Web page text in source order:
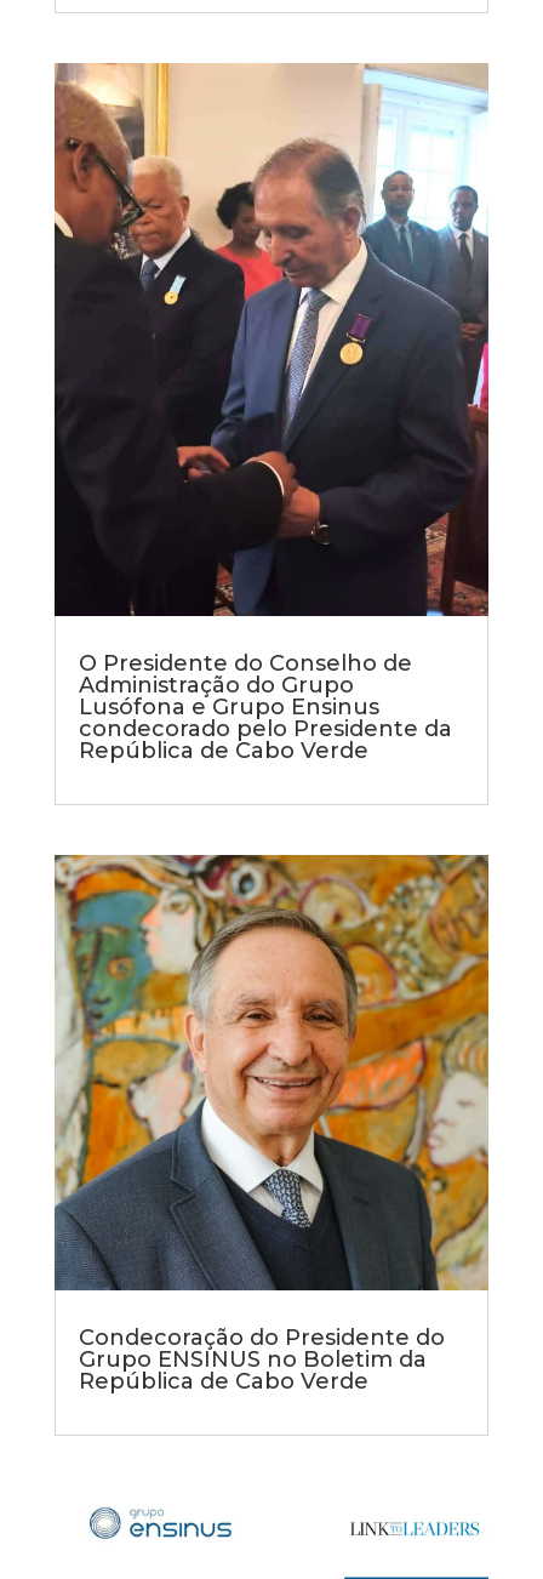
O Presidente do Conselho de
Administração do Grupo
Lusófona e Grupo Ensinus
condecorado pelo Presidente da
República de Cabo Verde
Condecoração do Presidente do
Grupo ENSINUS no Boletim da
República de Cabo Verde